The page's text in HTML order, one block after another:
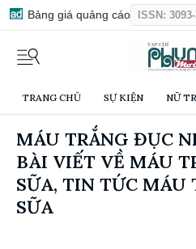
Bảng giá quảng cáo ISSN:
TRANG CHỦ SỰ KIỆN NỮ
MÁU TRẮNG ĐỤC
BÀI VIẾT VỀ MÁU
SỮA, TIN TỨC MÁU
SỮA